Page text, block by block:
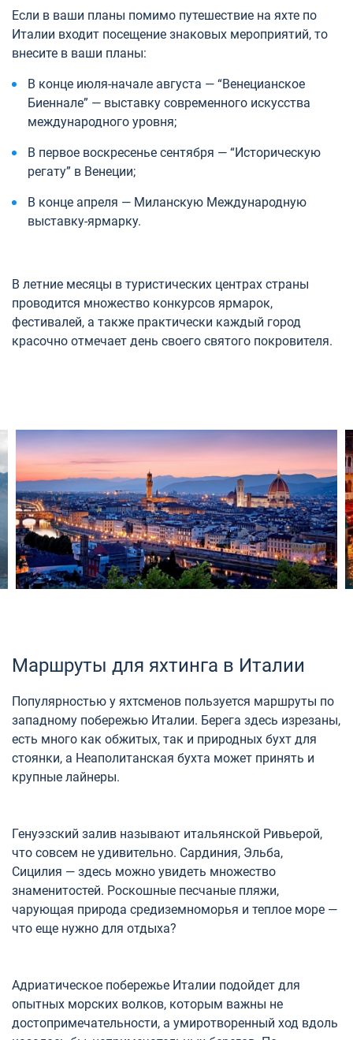
Если в ваши планы помимо путешествие на яхте по
Италии входит посещение знаковых мероприятий, то
внесите в ваши планы:
В конце июля-начале августа — “Венецианское
Биеннале” — выставку современного искусства
международного уровня;
В первое воскресенье сентября — “Историческую
регату” в Венеции;
В конце апреля — Миланскую Международную
выставку-ярмарку.
В летние месяцы в туристических центрах страны
проводится множество конкурсов ярмарок,
фестивалей, а также практически каждый город
красочно отмечает день своего святого покровителя.
Маршруты для яхтинга в Италии
Популярностью у яхтсменов пользуется маршруты по
западному побережью Италии. Берега здесь изрезаны,
есть много как обжитых, так и природных бухт для
стоянки, а Неаполитанская бухта может принять и
крупные лайнеры.
Генуэзский залив называют итальянской Ривьерой,
что совсем не удивительно. Сардиния, Эльба,
Сицилия — здесь можно увидеть множество
знаменитостей. Роскошные песчаные пляжи,
чарующая природа средиземноморья и теплое море —
что еще нужно для отдыха?
Адриатическое побережье Италии подойдет для
опытных морских волков, которым важны не
достопримечательности, а умиротворенный ход вдоль